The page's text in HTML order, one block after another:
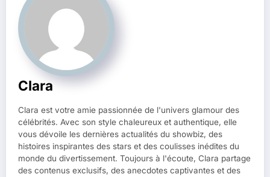
Clara
Clara est votre amie passionnée de l'univers glamour des
célébrités. Avec son style chaleureux et authentique, elle
vous dévoile les dernières actualités du showbiz, des
histoires inspirantes des stars et des coulisses inédites du
monde du divertissement. Toujours à l'écoute, Clara partage
des contenus exclusifs, des anecdotes captivantes et des